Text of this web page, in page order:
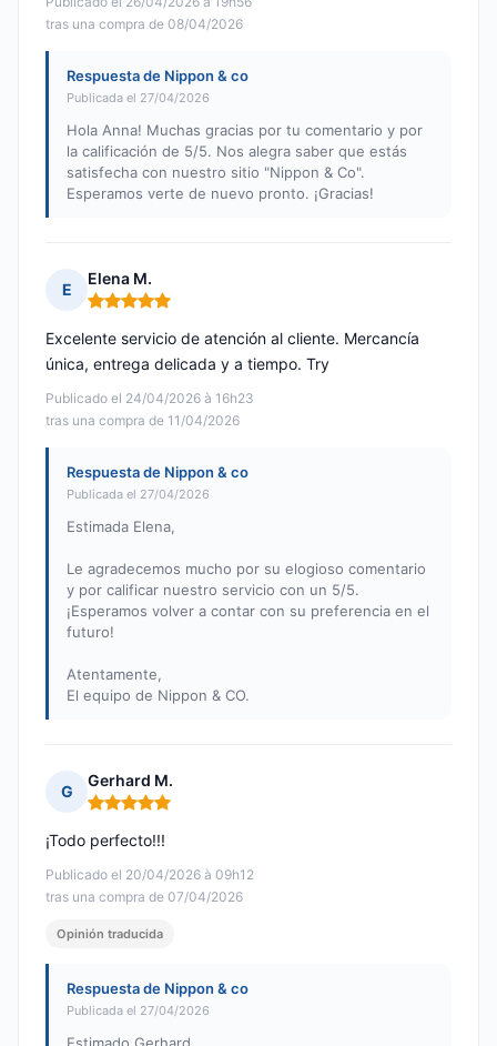
tras una compra de 08/04/2026
Respuesta de Nippon & co
Publicada el 27/04/2026
Hola Anna! Muchas gracias por tu comentario y por
la calificación de 5/5. Nos alegra saber que estás
satisfecha con nuestro sitio "Nippon & Co".
Esperamos verte de nuevo pronto. ¡Gracias!
E
Elena M.
Nota: 5 de 5
Publicado el 24/04/2026 à 16h23
tras una compra de 11/04/2026
Excelente servicio de atención al cliente. Mercancía
única, entrega delicada y a tiempo. Try
Respuesta de Nippon & co
Publicada el 27/04/2026
Estimada Elena,
Le agradecemos mucho por su elogioso comentario
y por calificar nuestro servicio con un 5/5.
¡Esperamos volver a contar con su preferencia en el
futuro!
Atentamente,
El equipo de Nippon & CO.
G
Gerhard M.
Nota: 5 de 5
Publicado el 20/04/2026 à 09h12
tras una compra de 07/04/2026
¡Todo perfecto!!!
Opinión traducida
Respuesta de Nippon & co
Publicada el 27/04/2026